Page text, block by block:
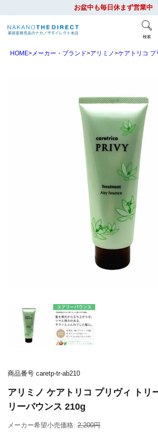
お盆中も毎日休まず営業中
検索
HOME メーカー・ブランド アリミノ ケアトリコ プ
商品番号 caretp-tr-ab210
アリミノ ケアトリコ プリヴィ トリ
リーバウンス 210g
メーカー希望小売価格: 2,200